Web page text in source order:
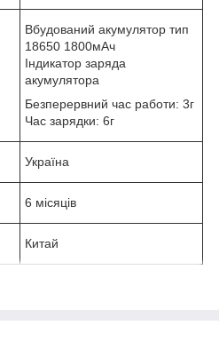
Вбудований акумулятор тип
18650 1800мАч
Індикатор заряда
акумулятора
Безперервний час работи: 3г
Час зарядки: 6г
Україна
6 місяців
Китай